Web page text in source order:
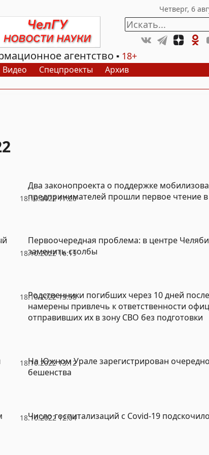
агентство
18+
Видео Спецпроекты Архив
18.10.2022 17:20
Два законопроекта о поддержке
предпринимателей прошли первое чтение в
18.10.2022 16:19
Первоочередная проблема: в центре
заменить столбы
18.10.2022 13:58
Родственники погибших через 10 дней
намерены привлечь к ответственности
отправивших их в зону СВО без подготовки
18.10.2022 13:12
На Южном Урале зарегистрирован
бешенства
18.10.2022 12:04
Число госпитализаций с Covid-19